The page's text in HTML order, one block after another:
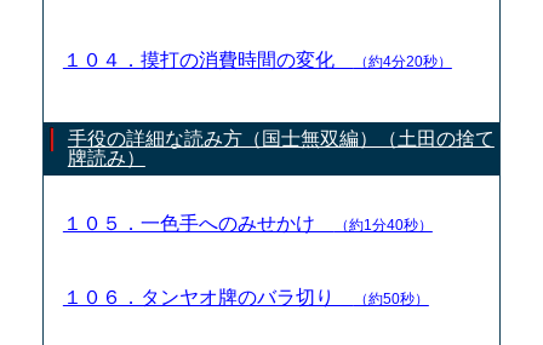
１０４．摸打の消費時間の変化 （約4分20秒）
手役の詳細な読み方（国士無双編）（土田の捨て
牌読み）
１０５．一色手へのみせかけ （約1分40秒）
１０６．タンヤオ牌のバラ切り （約50秒）